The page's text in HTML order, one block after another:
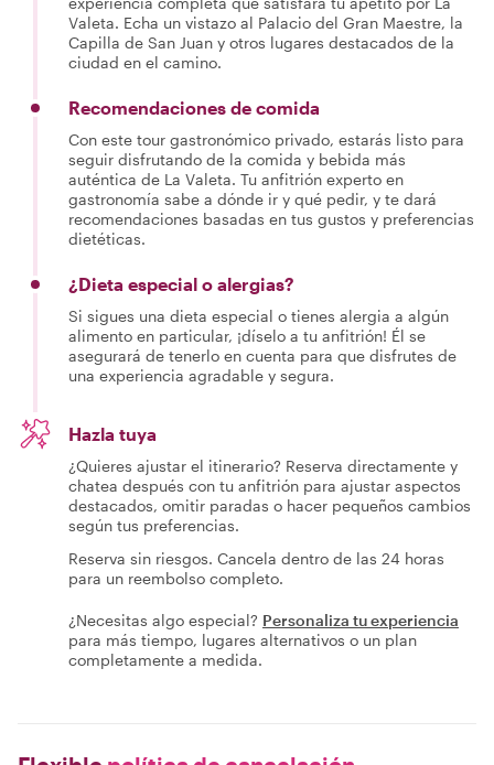
Valeta. Echa un vistazo al Palacio del Gran Maestre, la
Capilla de San Juan y otros lugares destacados de la
ciudad en el camino.
Recomendaciones de comida
Con este tour gastronómico privado, estarás listo para
seguir disfrutando de la comida y bebida más
auténtica de La Valeta. Tu anfitrión experto en
gastronomía sabe a dónde ir y qué pedir, y te dará
recomendaciones basadas en tus gustos y preferencias
dietéticas.
¿Dieta especial o alergias?
Si sigues una dieta especial o tienes alergia a algún
alimento en particular, ¡díselo a tu anfitrión! Él se
asegurará de tenerlo en cuenta para que disfrutes de
una experiencia agradable y segura.
Hazla tuya
¿Quieres ajustar el itinerario? Reserva directamente y
chatea después con tu anfitrión para ajustar aspectos
destacados, omitir paradas o hacer pequeños cambios
según tus preferencias.
Reserva sin riesgos. Cancela dentro de las 24 horas
para un reembolso completo.
¿Necesitas algo especial? Personaliza tu experiencia
para más tiempo, lugares alternativos o un plan
completamente a medida.